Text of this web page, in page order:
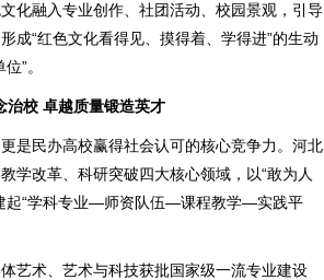
化融入专业创作、社团活动、校园景观，引导
成“红色文化看得见、摸得着、学得进”的生动
”。
治校 卓越质量锻造英才
是民办高校赢得社会认可的核心竞争力。河北
学改革、科研突破四大核心领域，以“敢为人
起“学科专业—师资队伍—课程教学—实践平
艺术、艺术与科技获批国家级一流专业建设